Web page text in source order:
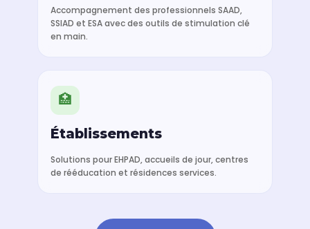
Accompagnement des professionnels SAAD,
SSIAD et ESA avec des outils de stimulation clé
en main.
🏥
Établissements
Solutions pour EHPAD, accueils de jour, centres
de rééducation et résidences services.